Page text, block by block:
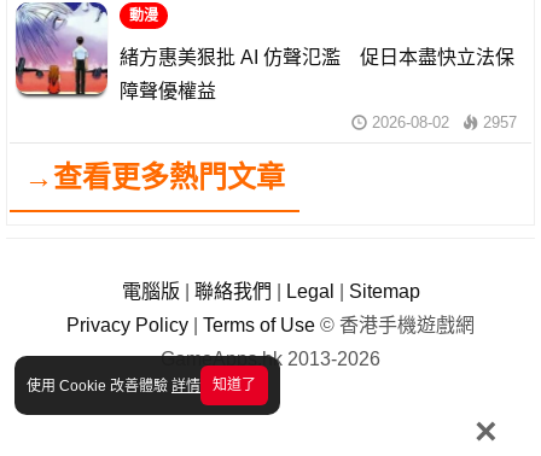
使用 Cookie 改善體驗 詳情 知道了
×
動漫
緒方惠美狠批 AI 仿聲氾濫 促日本盡快立法保
障聲優權益
2026-08-02 2957
→查看更多熱門文章
電腦版 聯絡我們 Legal
Sitemap
Privacy Policy
Terms of Use © 香港手機遊戲網
GameApps.hk 2013-2026